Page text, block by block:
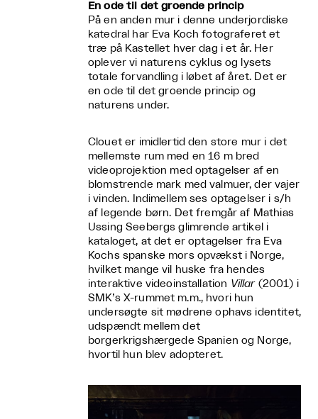
En ode til det groende princip
På en anden mur i denne underjordiske
katedral har Eva Koch fotograferet et
træ på Kastellet hver dag i et år. Her
oplever vi naturens cyklus og lysets
totale forvandling i løbet af året. Det er
en ode til det groende princip og
naturens under.
Clouet er imidlertid den store mur i det
mellemste rum med en 16 m bred
videoprojektion med optagelser af en
blomstrende mark med valmuer, der vajer
i vinden. Indimellem ses optagelser i s/h
af legende børn. Det fremgår af Mathias
Ussing Seebergs glimrende artikel i
kataloget, at det er optagelser fra Eva
Kochs spanske mors opvækst i Norge,
hvilket mange vil huske fra hendes
interaktive videoinstallation Villar(2001) i
SMK’s X-rummet m.m., hvori hun
undersøgte sit mødrene ophavs identitet,
udspændt mellem det
borgerkrigshærgede Spanien og Norge,
hvortil hun blev adopteret.